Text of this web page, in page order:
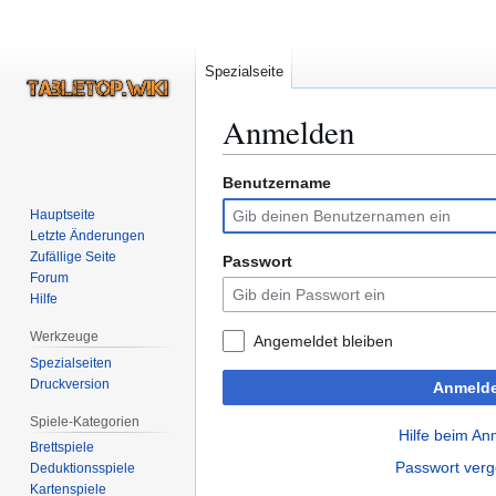
Anmelden
Zur
Navigation
springen
Zur
Suche
springen
Benutzername
Passwort
Angemeldet bleiben
Hilfe beim
Passwort
Spezialseite
Hauptseite
Letzte Änderungen
Zufällige Seite
Forum
Hilfe
Werkzeuge
Spezialseiten
Druckversion
Spiele-Kategorien
Brettspiele
Deduktionsspiele
Kartenspiele